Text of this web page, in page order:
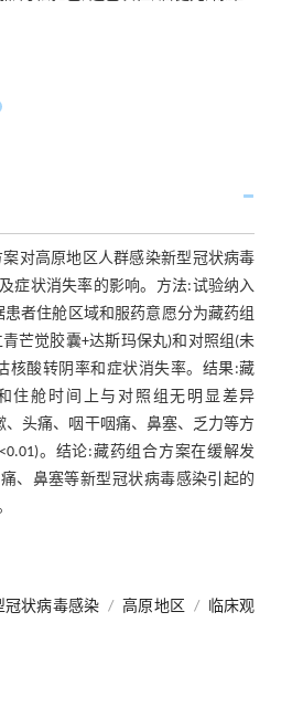
对高原地区人群感染新型冠状病毒
症状消失率的影响。方法:试验纳入
患者住舱区域和服药意愿分为藏药组
芒觉胶囊+达斯玛保丸)和对照组(未
核酸转阴率和症状消失率。结果:藏
住舱时间上与对照组无明显差异
、头痛、咽干咽痛、鼻塞、乏力等方
。结论:藏药组合方案在缓解发
、鼻塞等新型冠状病毒感染引起的
冠状病毒感染 / 高原地区 / 临床观